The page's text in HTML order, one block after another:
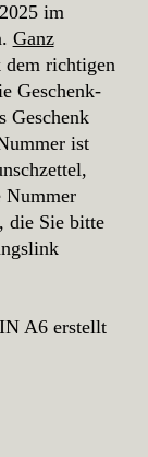
im
Ganz
dem richtigen
Geschenk-
Geschenk
ist
Nummer
die Sie bitte
A6 erstellt